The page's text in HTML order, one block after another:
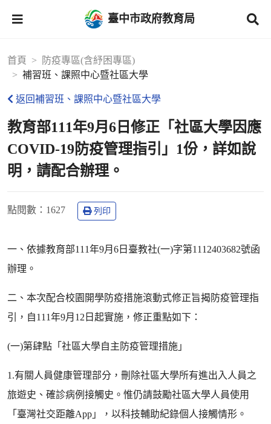
臺中市政府教育局
首頁
防疫專區(含紓困專區)
補習班、課照中心暨社區大學
返回補習班、課照中心暨社區大學
教育部111年9月6日修正「社區大學因應
COVID-19防疫管理指引」1份，詳如說
明，請配合辦理。
點閱數 ：1627 列印
一、依據教育部111年9月6日臺教社(一)字第1112403682號函
辦理。
二、本次配合校園開學防疫措施滾動式修正旨揭防疫管理指
引，自111年9月12日起實施，修正重點如下：
(一)第肆點「社區大學自主防疫管理措施」
1.有關人員健康管理部分，刪除社區大學所有進出入人員之
旅遊史、確診病例接觸史。惟仍請鼓勵社區大學人員使用
「臺灣社交距離App」，以科技輔助紀錄個人接觸情形。